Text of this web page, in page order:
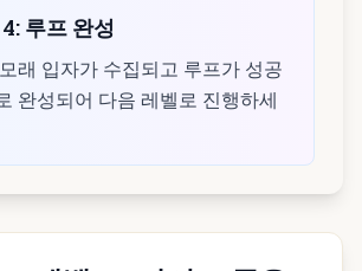
4: 루프 완성
래 입자가 수집되고 루프가 성공
완성되어 다음 레벨로 진행하세